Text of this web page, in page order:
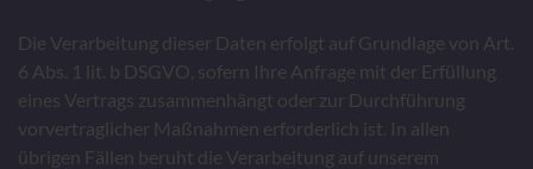
Die Verarbeitung dieser Daten erfolgt auf Grundlage von Art.
6 Abs. 1 lit. b DSGVO, sofern Ihre Anfrage mit der Erfüllung
eines Vertrags zusammenhängt oder zur Durchführung
vorvertraglicher Maßnahmen erforderlich ist. In allen
übrigen Fällen beruht die Verarbeitung auf unserem